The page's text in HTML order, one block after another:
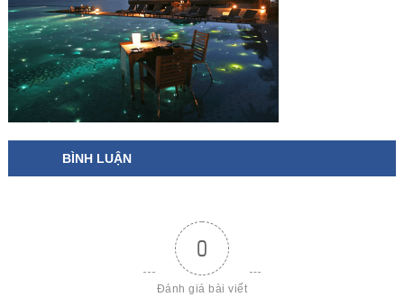
BÌNH LUẬN
0
Đánh giá bài viết